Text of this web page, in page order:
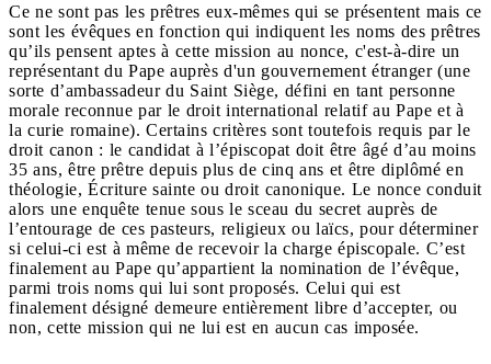
Ce ne sont pas les prêtres eux-mêmes qui se présentent mais ce
sont les évêques en fonction qui indiquent les noms des prêtres
qu’ils pensent aptes à cette mission au nonce, c'est-à-dire un
représentant du Pape auprès d'un gouvernement étranger (une
sorte d’ambassadeur du Saint Siège, défini en tant personne
morale reconnue par le droit international relatif au Pape et à
la curie romaine). Certains critères sont toutefois requis par le
droit canon : le candidat à l’épiscopat doit être âgé d’au moins
35 ans, être prêtre depuis plus de cinq ans et être diplômé en
théologie, Écriture sainte ou droit canonique. Le nonce conduit
alors une enquête tenue sous le sceau du secret auprès de
l’entourage de ces pasteurs, religieux ou laïcs, pour déterminer
si celui-ci est à même de recevoir la charge épiscopale. C’est
finalement au Pape qu’appartient la nomination de l’évêque,
parmi trois noms qui lui sont proposés. Celui qui est
finalement désigné demeure entièrement libre d’accepter, ou
non, cette mission qui ne lui est en aucun cas imposée.